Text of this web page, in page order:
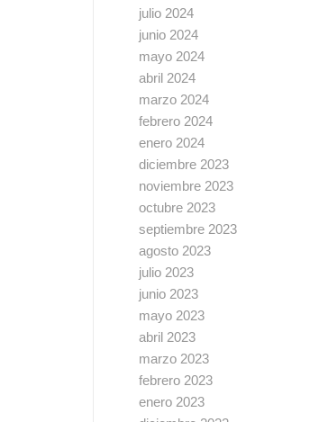
julio 2024
junio 2024
mayo 2024
abril 2024
marzo 2024
febrero 2024
enero 2024
diciembre 2023
noviembre 2023
octubre 2023
septiembre 2023
agosto 2023
julio 2023
junio 2023
mayo 2023
abril 2023
marzo 2023
febrero 2023
enero 2023